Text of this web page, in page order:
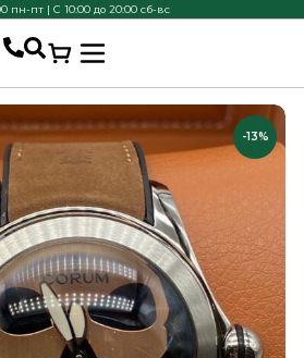
пн-пт | С 10:00 до 20:00 сб-вс
-13%